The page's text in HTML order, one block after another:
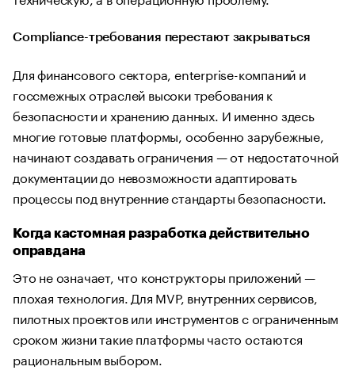
Compliance-требования перестают закрываться
Для финансового сектора, enterprise-компаний и
госсмежных отраслей высоки требования к
безопасности и хранению данных. И именно здесь
многие готовые платформы, особенно зарубежные,
начинают создавать ограничения — от недостаточной
документации до невозможности адаптировать
процессы под внутренние стандарты безопасности.
Когда кастомная разработка действительно
оправдана
Это не означает, что конструкторы приложений —
плохая технология. Для MVP, внутренних сервисов,
пилотных проектов или инструментов с ограниченным
сроком жизни такие платформы часто остаются
рациональным выбором.